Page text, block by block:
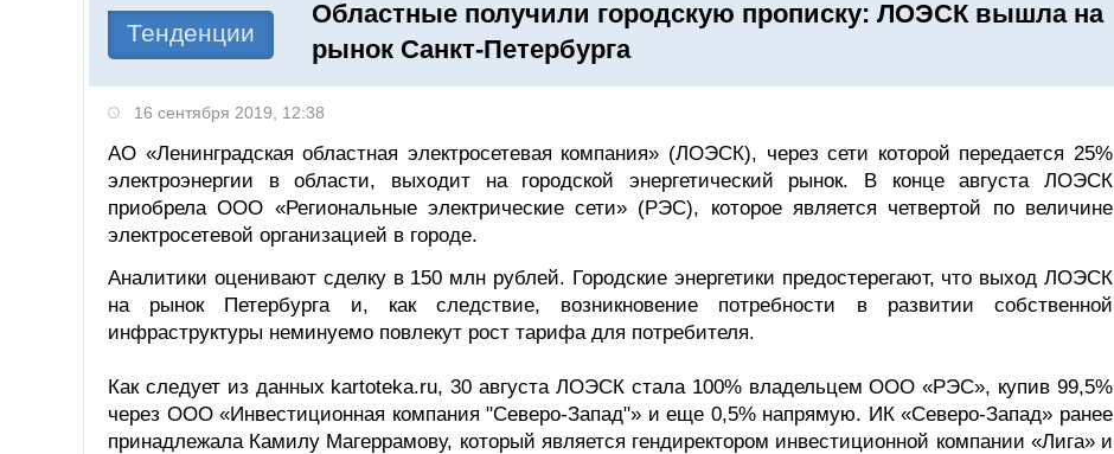
Тенденции
Областные получили городскую прописку: ЛОЭСК вышла на
рынок Санкт-Петербурга
16 сентября 2019, 12:38
АО «Ленинградская областная электросетевая компания» (ЛОЭСК), через сети которой передается 25%
электроэнергии в области, выходит на городской энергетический рынок. В конце августа ЛОЭСК
приобрела ООО «Региональные электрические сети» (РЭС), которое является четвертой по величине
электросетевой организацией в городе.
Аналитики оценивают сделку в 150 млн рублей. Городские энергетики предостерегают, что выход ЛОЭСК
на рынок Петербурга и, как следствие, возникновение потребности в развитии собственной
инфраструктуры неминуемо повлекут рост тарифа для потребителя.
Как следует из данных kartoteka.ru, 30 августа ЛОЭСК стала 100% владельцем ООО «РЭС», купив 99,5%
через ООО «Инвестиционная компания "Северо-Запад"» и еще 0,5% напрямую. ИК «Северо-Запад» ранее
принадлежала Камилу Магеррамову, который является гендиректором инвестиционной компании «Лига» и